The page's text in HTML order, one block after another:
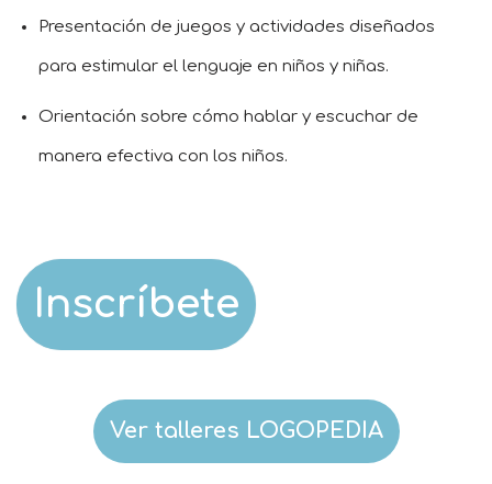
Presentación de juegos y actividades diseñados
para estimular el lenguaje en niños y niñas.
Orientación sobre cómo hablar y escuchar de
manera efectiva con los niños.
Inscríbete
Ver talleres LOGOPEDIA